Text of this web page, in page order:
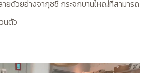
ยด้วยอ่างจากุซซี่ กระจกบานใหญ่ที่สามารถ
นตัว